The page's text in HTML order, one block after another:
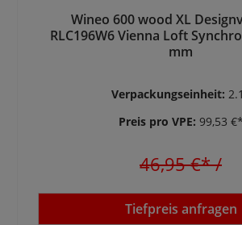
Wineo 600 wood XL
RLC196W6 Vienna Loft
mm
Verpackungseinheit:
Preis pro VPE: 99,53 €*
46,95 €*/
Tiefpreis anfragen